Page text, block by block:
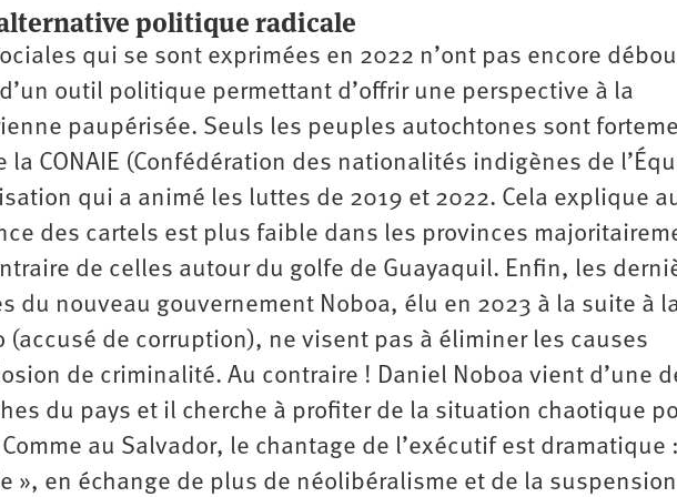
alternative politique radicale
qui se sont exprimées en 2022 n’ont pas encore
outil politique permettant d’offrir une perspective à la
paupérisée. Seuls les peuples autochtones sont
la CONAIE (Confédération des nationalités indigènes de
qui a animé les luttes de 2019 et 2022. Cela explique
des cartels est plus faible dans les provinces
de celles autour du golfe de Guayaquil. Enfin, les
du nouveau gouvernement Noboa, élu en 2023 à la suite à
(accusé de corruption), ne visent pas à éliminer les causes
de criminalité. Au contraire ! Daniel Noboa vient d’une
du pays et il cherche à profiter de la situation chaotique
au Salvador, le chantage de l’exécutif est dramatique
», en échange de plus de néolibéralisme et de la suspension